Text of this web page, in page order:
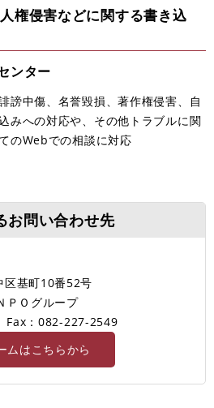
権侵害などに関する書き込
ンター
謗中傷、名誉毀損、著作権侵害、自
みへの対応や、その他トラブルに関
のWebでの相談に対応
お問い合わせ先
区基町10番52号
ＰＯグループ
Fax：082-227-2549
ムはこちらから